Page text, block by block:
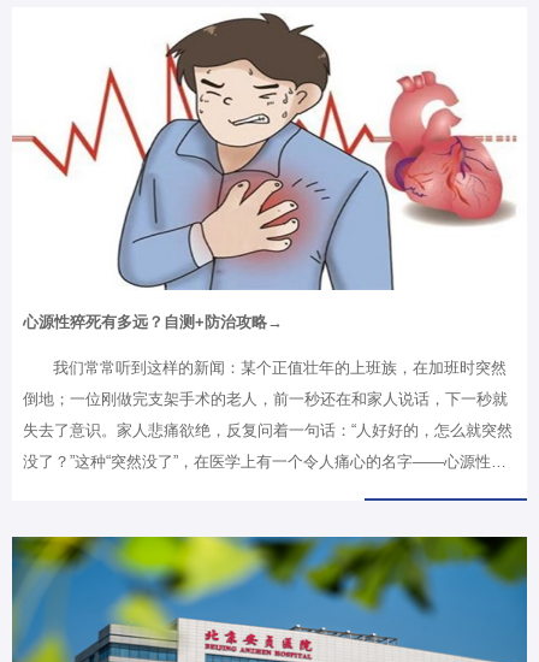
像查询】二、操作步骤（三步完成） 1.进入医疗影像查询页面2.添加/选
择就诊人● 如果页面提示没有就诊人，请点击【添加就诊人】，按提示
完成绑定● 已有就诊人，直接点击对应就诊人信息卡 3.查看影像● 进入
检查列表→选择检查项目→点击影像进行云胶片查看 三、温馨提醒 1.
云胶片和实体胶片信息完全一致，复查、会诊时直接手机出示即可。2.
保存时间：目前云胶片系统可查…
心源性猝死有多远？自测+防治攻略→
我们常常听到这样的新闻：某个正值壮年的上班族，在加班时突然
倒地；一位刚做完支架手术的老人，前一秒还在和家人说话，下一秒就
失去了意识。家人悲痛欲绝，反复问着一句话：“人好好的，怎么就突然
没了？”这种“突然没了”，在医学上有一个令人痛心的名字——心源性猝
让人揪心的数据：在我国，每年有54.4万至76万人发生心源性猝死。这
是什么概念？平均每分钟，就有1-2个人因为心脏问题，突然离世。更可
怕的是，它在变得越来越常见。从2013年到2021年，不到十年的时间
里，我国心源性猝死的死亡率增长了一倍多！而一旦发生，抢救回来的